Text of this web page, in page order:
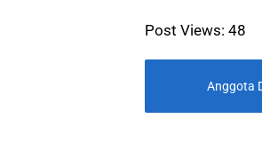
Post Views: 48
Anggota